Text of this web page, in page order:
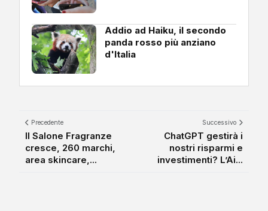
Addio ad Haiku, il secondo
panda rosso più anziano
d'Italia
Precedente
Il Salone Fragranze
cresce, 260 marchi,
area skincare,...
Successivo
ChatGPT gestirà i
nostri risparmi e
investimenti? L’Ai...